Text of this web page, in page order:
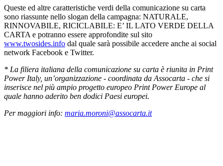
Queste ed altre caratteristiche verdi della comunicazione su carta
sono riassunte nello slogan della campagna: NATURALE,
RINNOVABILE, RICICLABILE: E’ IL LATO VERDE DELLA
CARTA e potranno essere approfondite sul sito
www.twosides.info dal quale sarà possibile accedere anche ai social
network Facebook e Twitter.
* La filiera italiana della comunicazione su carta è riunita in Print
Power Italy, un’organizzazione - coordinata da Assocarta - che si
inserisce nel più ampio progetto europeo Print Power Europe al
quale hanno aderito ben dodici Paesi europei.
Per maggiori info: maria.moroni@assocarta.it